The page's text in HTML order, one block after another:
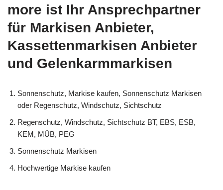
more ist Ihr Ansprechpartner
für Markisen Anbieter,
Kassettenmarkisen Anbieter
und Gelenkarmmarkisen
Sonnenschutz, Markise kaufen, Sonnenschutz Markisen
oder Regenschutz, Windschutz, Sichtschutz
Regenschutz, Windschutz, Sichtschutz BT, EBS, ESB,
KEM, MÜB, PEG
Sonnenschutz Markisen
Hochwertige Markise kaufen